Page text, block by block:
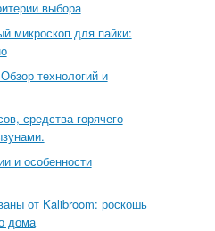
выбора
микроскоп для пайки:
технологий и
средства горячего
и особенности
от Kalibroom: роскошь
дома